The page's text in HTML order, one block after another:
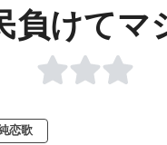
負けてマ
恋歌